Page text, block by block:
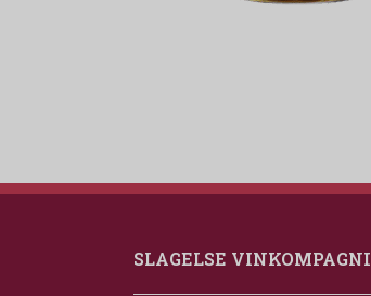
SLAGELSE VINKOMPAGNI